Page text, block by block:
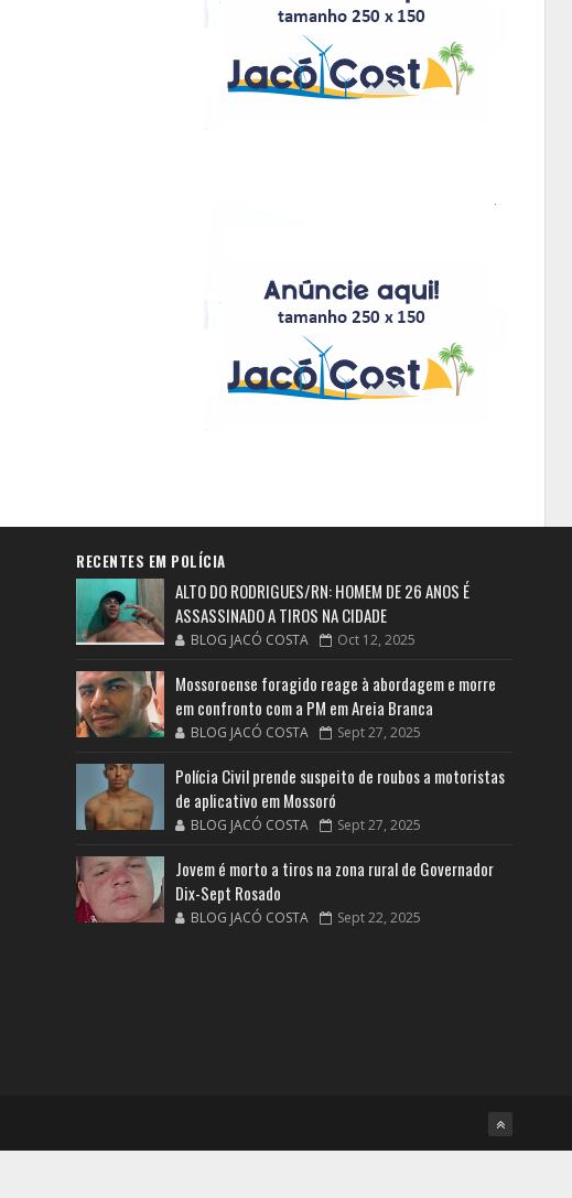
RECENTES EM POLÍCIA
ALTO DO RODRIGUES/RN: HOMEM DE 26 ANOS É
ASSASSINADO A TIROS NA CIDADE
BLOG JACÓ COSTA Oct 12, 2025
Mossoroense foragido reage à abordagem e morre
em confronto com a PM em Areia Branca
BLOG JACÓ COSTA Sept 27, 2025
Polícia Civil prende suspeito de roubos a motoristas
de aplicativo em Mossoró
BLOG JACÓ COSTA Sept 27, 2025
Jovem é morto a tiros na zona rural de Governador
Dix-Sept Rosado
BLOG JACÓ COSTA Sept 22, 2025